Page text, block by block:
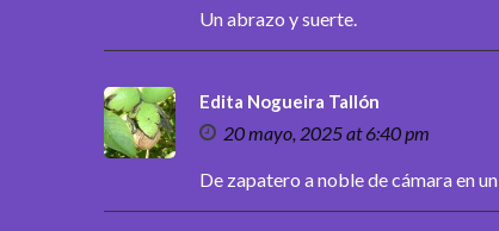
Un abrazo y suerte.
Edita Nogueira Tallón
20 mayo, 2025 at 6:40 pm
De zapatero a noble de cámara en